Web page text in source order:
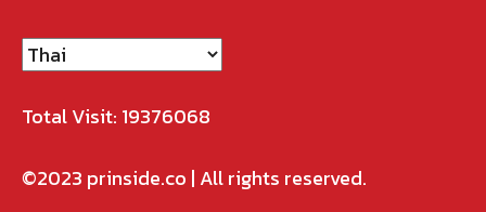
Total Visit: 19376068
©2023 prinside.co | All rights reserved.